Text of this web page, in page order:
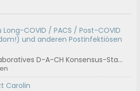
Long-COVID / PACS / Post-COVID
und anderen Postinfektiösen
D-A-CH Konsensus-Sta...
Carolin